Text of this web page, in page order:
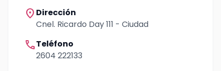
location_on Dirección
Cnel. Ricardo Day 111 - Ciudad
callTeléfono
2604 222133